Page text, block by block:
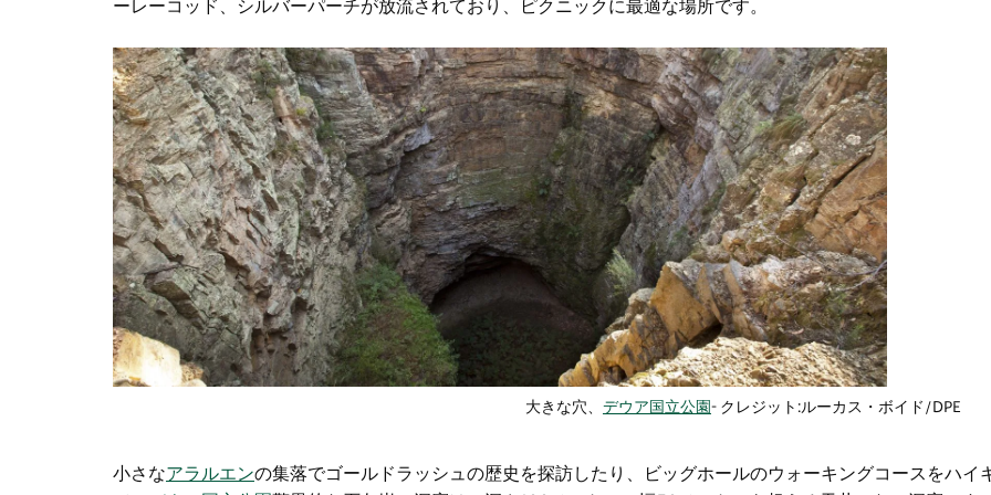
ーレーコッド、シルバーパーチが放流されており、ピクニックに最適な場所です。
大きな穴、 デウア国立公園- クレジット:ルーカス・ボイド/DPE
小さなアラルエンの集落でゴールドラッシュの歴史を探訪したり 、ビッグホールのウォーキングコースをハイ